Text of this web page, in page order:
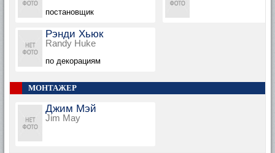
постановщик
Рэнди Хьюк
Randy Huke
по декорациям
МОНТАЖЕР
Джим Мэй
Jim May